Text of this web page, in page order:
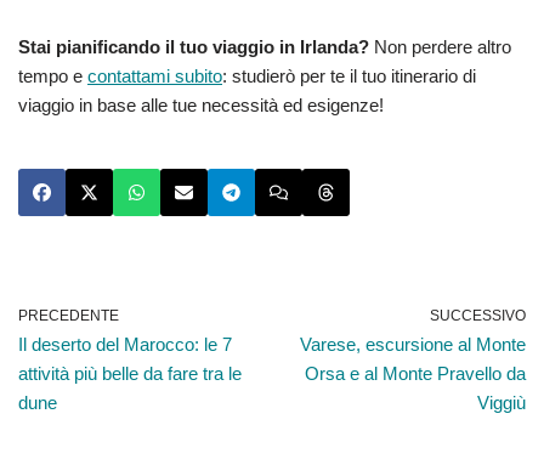
Stai pianificando il tuo viaggio in Irlanda? Non perdere altro
tempo e contattami subito: studierò per te il tuo itinerario di
viaggio in base alle tue necessità ed esigenze!
PRECEDENTE
Il deserto del Marocco: le 7
attività più belle da fare tra le
dune
SUCCESSIVO
Varese, escursione al Monte
Orsa e al Monte Pravello da
Viggiù